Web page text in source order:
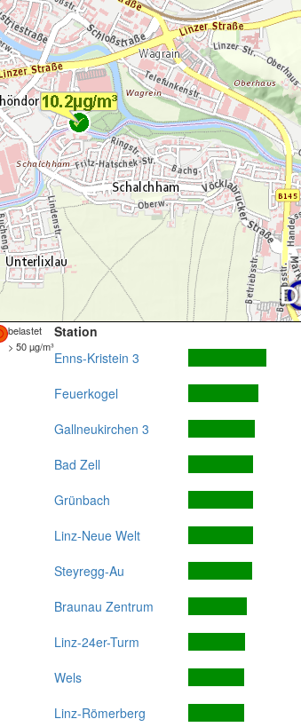
belastet
> 50 µg/m³
Station
Enns-Kristein 3
Feuerkogel
Gallneukirchen 3
Bad Zell
Grünbach
Linz-Neue Welt
Steyregg-Au
Braunau Zentrum
Linz-24er-Turm
Wels
Linz-Römerberg